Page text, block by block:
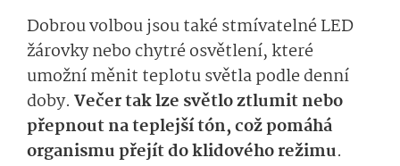
Dobrou volbou jsou také stmívatelné LED
žárovky nebo chytré osvětlení, které
umožní měnit teplotu světla podle denní
doby. Večer tak lze světlo ztlumit nebo
přepnout na teplejší tón, což pomáhá
organismu přejít do klidového režimu.